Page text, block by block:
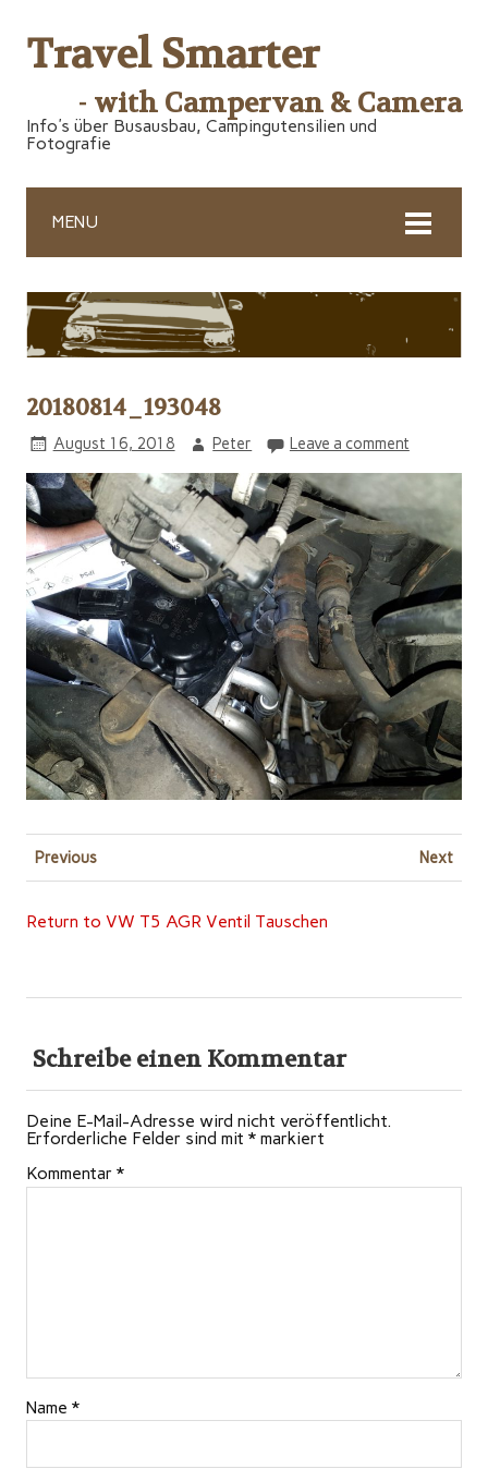
Travel Smarter
- with Campervan & Camera
Info's über Busausbau, Campingutensilien und
Fotografie
MENU
20180814_193048
August 16, 2018 Peter Leave a comment
Previous Next
Return to VW T5 AGR Ventil Tauschen
Schreibe einen Kommentar
Deine E-Mail-Adresse wird nicht veröffentlicht.
Erforderliche Felder sind mit * markiert
Kommentar *
Name *